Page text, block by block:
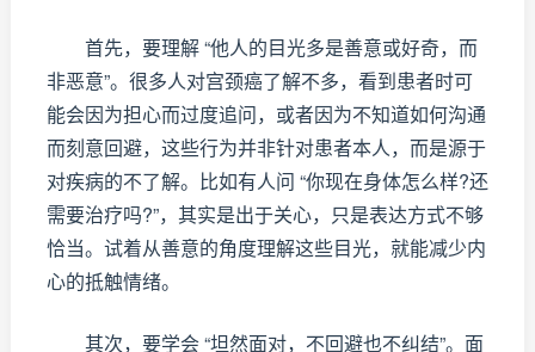
首先，要理解 “他人的目光多是善意或好奇，而
非恶意”。很多人对宫颈癌了解不多，看到患者时可
能会因为担心而过度追问，或者因为不知道如何沟通
而刻意回避，这些行为并非针对患者本人，而是源于
对疾病的不了解。比如有人问 “你现在身体怎么样?还
需要治疗吗?”，其实是出于关心，只是表达方式不够
恰当。试着从善意的角度理解这些目光，就能减少内
心的抵触情绪。
其次，要学会 “坦然面对，不回避也不纠结”。面